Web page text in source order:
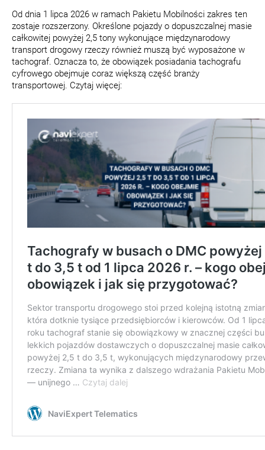
Od dnia 1 lipca 2026 w ramach Pakietu Mobilności zakres ten
zostaje rozszerzony. Określone pojazdy o dopuszczalnej masie
całkowitej powyżej 2,5 tony wykonujące międzynarodowy
transport drogowy rzeczy również muszą być wyposażone w
tachograf. Oznacza to, że obowiązek posiadania tachografu
cyfrowego obejmuje coraz większą część branży
transportowej. Czytaj więcej: